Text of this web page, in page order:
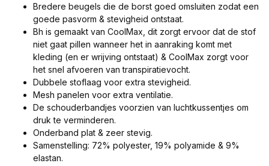
Bredere beugels die de borst goed omsluiten zodat een
goede pasvorm & stevigheid ontstaat.
Bh is gemaakt van CoolMax, dit zorgt ervoor dat de stof
niet gaat pillen wanneer het in aanraking komt met
kleding (en er wrijving ontstaat) & CoolMax zorgt voor
het snel afvoeren van transpiratievocht.
Dubbele stoflaag voor extra stevigheid.
Mesh panelen voor extra ventilatie.
De schouderbandjes voorzien van luchtkussentjes om
druk te verminderen.
Onderband plat & zeer stevig.
Samenstelling: 72% polyester, 19% polyamide & 9%
elastan.